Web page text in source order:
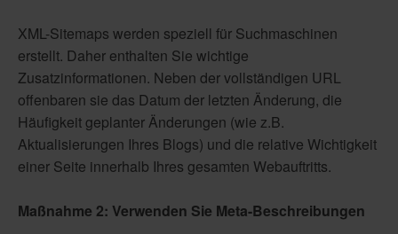
XML-Sitemaps werden speziell für Suchmaschinen
erstellt. Daher enthalten Sie wichtige
Zusatzinformationen. Neben der vollständigen URL
offenbaren sie das Datum der letzten Änderung, die
Häufigkeit geplanter Änderungen (wie z.B.
Aktualisierungen Ihres Blogs) und die relative Wichtigkeit
einer Seite innerhalb Ihres gesamten Webauftritts.
Maßnahme 2: Verwenden Sie Meta-Beschreibungen